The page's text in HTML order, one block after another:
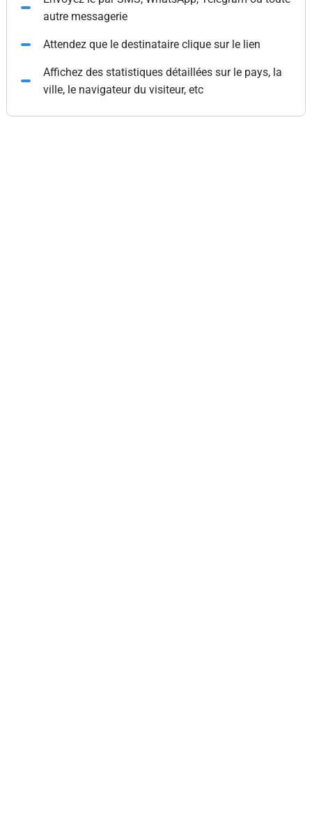
autre messagerie
Attendez que le destinataire clique sur le lien
Affichez des statistiques détaillées sur le pays, la
ville, le navigateur du visiteur, etc